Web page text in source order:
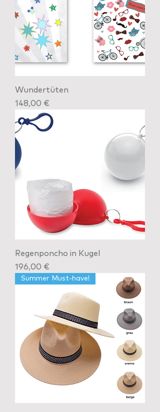
Wundertüten
Preis
148,00 €
Regenponcho in Kugel
Preis
196,00 €
Summer Must-have!